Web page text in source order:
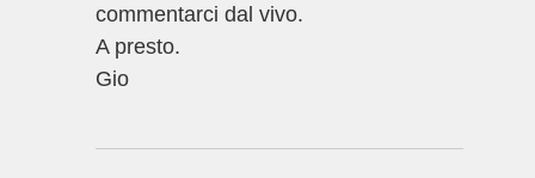
commentarci dal vivo.
A presto.
Gio